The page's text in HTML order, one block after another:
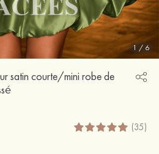
1 / 6
satin courte/mini robe de
(35)